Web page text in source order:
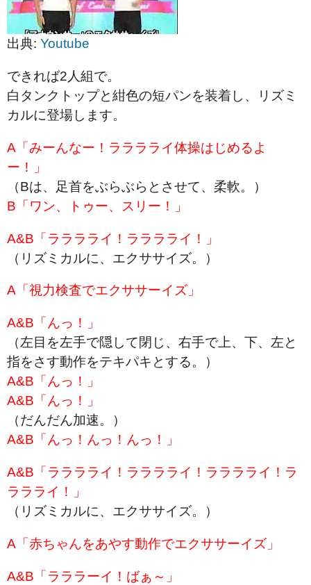
出典: Youtube
できれば2人組で。
白タンクトップと紺色の短パンを装着し、リズミ
カルに登場します。
A「みーんなー！ラララライ体操はじめるよ
ー！」
（Bは、足首をぶらぶらとさせて、柔軟。）
B「ワン、トゥー、スリー！」
A&B「ラララライ！ラララライ！」
（リズミカルに、エクササイズ。）
A「視力検査でエクササーイズ」
A&B「んっ！」
（左目を左手で隠して閉じ、右手で上、下、左と
指をさす動作をテキパキとする。）
A&B「んっ！」
A&B「んっ！」
（だんだん加速。）
A&B「んっ！んっ！んっ！」
A&B「ラララライ！ラララライ！ラララライ！ラ
ララライ！」
（リズミカルに、エクササイズ。）
A「赤ちゃんをあやす動作でエクササーイズ」
A&B「ラララーイ！ばぁ～」